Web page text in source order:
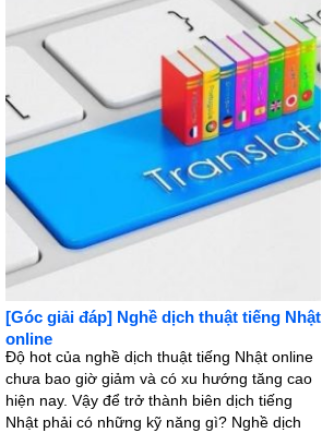
[Góc giải đáp] Nghề dịch thuật tiếng Nhật
online
Độ hot của nghề dịch thuật tiếng Nhật online
chưa bao giờ giảm và có xu hướng tăng cao
hiện nay. Vậy để trở thành biên dịch tiếng
Nhật phải có những kỹ năng gì? Nghề dịch